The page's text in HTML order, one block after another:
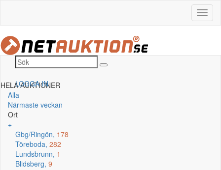
LOGGA IN
HELA AUKTIONER
Alla
Närmaste veckan
Ort
+
Gbg/Ringön, 178
Töreboda, 282
Lundsbrunn, 1
Blidsberg, 9